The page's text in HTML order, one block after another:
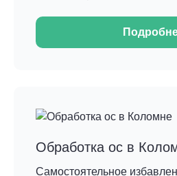
Обработка ос в
Самостоятельное